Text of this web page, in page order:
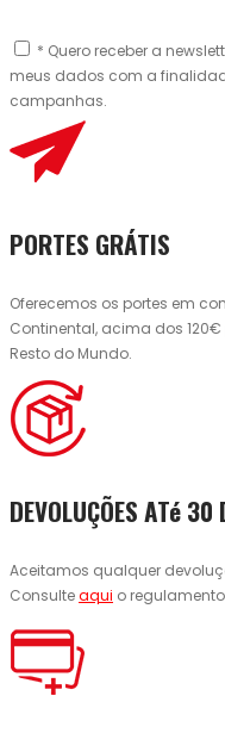
* Quero receber a
meus dados com a
campanhas.
PORTES GRÁTIS
Oferecemos os portes em
Continental, acima dos
Resto do Mundo.
DEVOLUÇÕES ATé 30
Aceitamos qualquer
Consulteaqui o